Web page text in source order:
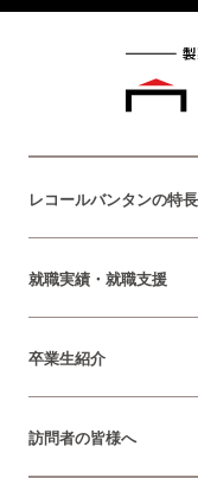
レコールバンタンの特長
就職実績・就職支援
卒業生紹介
訪問者の皆様へ